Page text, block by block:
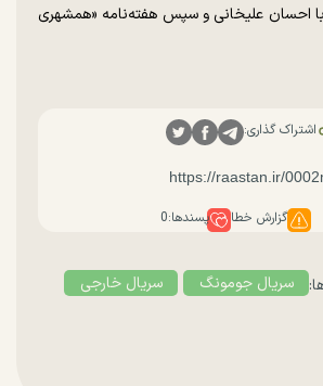
احسان علیخانی و سپس هفته‌نامه «همشهری
اشتراک گذاری:
گزارش خطا پسندها:0
سریال جومونگ سریال خارجی